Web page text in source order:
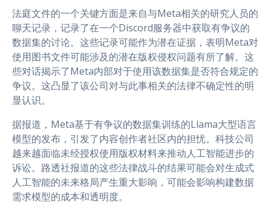
法庭文件的一个关键方面是来自与Meta相关的研究人员的
聊天记录，记录了在一个Discord服务器中获取有争议的
数据集的讨论。这些记录可能作为潜在证据，表明Meta对
使用图书文件可能涉及的潜在版权侵权问题有所了解。这
些对话揭示了Meta内部对于使用该数据集是否符合规定的
争议。这凸显了该公司对与此事相关的法律不确定性的明
显认识。
据报道，Meta基于有争议的数据集训练的Llama大型语言
模型的发布，引发了内容创作者社区内的担忧。科技公司
越来越面临未经授权使用版权材料来推动人工智能进步的
诉讼。路透社报道的这些法律战斗的结果可能会对生成式
人工智能的未来格局产生重大影响，可能会影响构建数据
需求模型的成本和透明度。